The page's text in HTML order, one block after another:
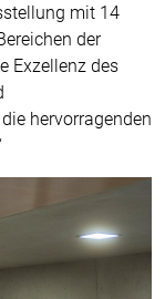
mit 14
der
Exzellenz des
hervorragenden